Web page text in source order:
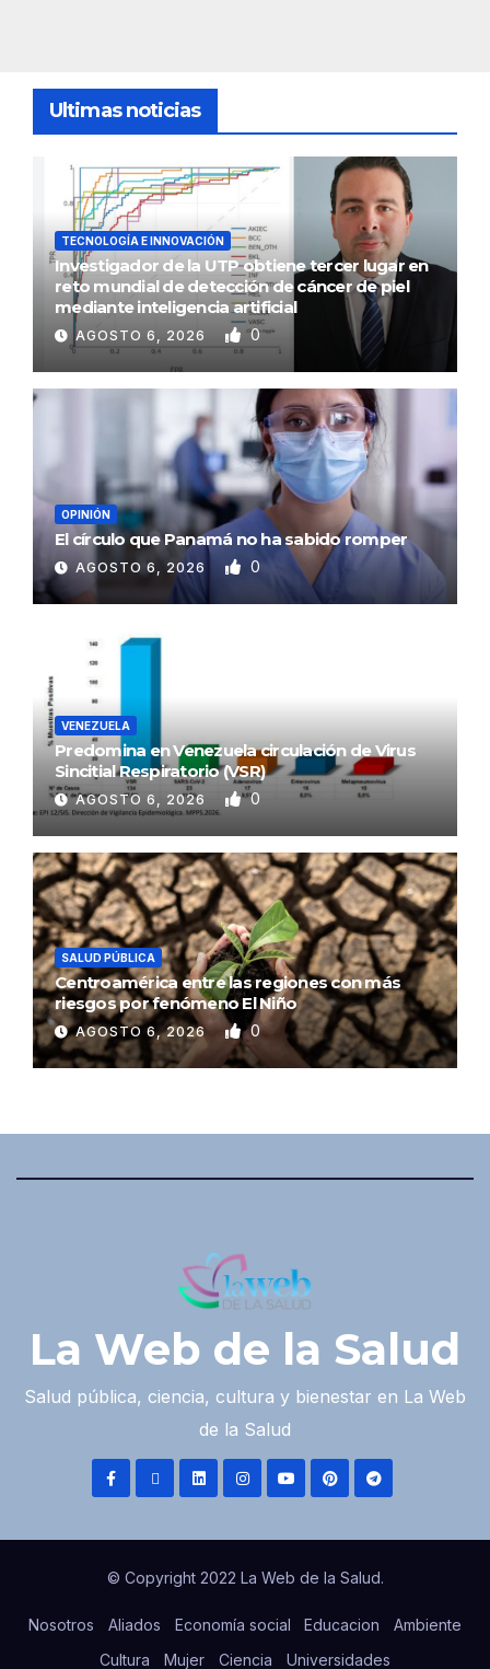
Ultimas noticias
TECNOLOGÍA E INNOVACIÓN
Investigador de la UTP obtiene tercer lugar en
reto mundial de detección de cáncer de piel
mediante inteligencia artificial
AGOSTO 6, 2026 0
OPINIÓN
El círculo que Panamá no ha sabido romper
AGOSTO 6, 2026 0
VENEZUELA
Predomina en Venezuela circulación de Virus
Sincitial Respiratorio (VSR)
AGOSTO 6, 2026 0
SALUD PÚBLICA
Centroamérica entre las regiones con más
riesgos por fenómeno El Niño
AGOSTO 6, 2026 0
La Web de la Salud
Salud pública, ciencia, cultura y bienestar en La Web
de la Salud
© Copyright 2022 La Web de la Salud.
Nosotros Aliados Economía social Educacion
Ambiente
Cultura
Mujer Ciencia Universidades